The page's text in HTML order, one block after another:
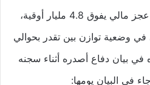
سنة 2005 وهي في وضعية عجز مالي يفوق 4.8 مليار أوقية،
في سنة 2008 وهي في وضعية توازن بين تقدر بحوالي
في بيان دفاع أصدره أثناء سجنه
في البيان يومها: